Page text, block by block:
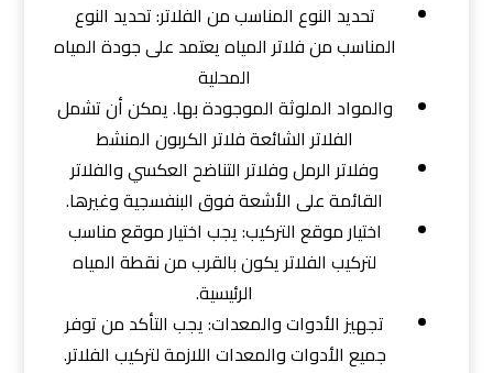
تحديد النوع المناسب من الفلاتر: تحديد النوع
المناسب من فلاتر المياه يعتمد على جودة المياه
المحلية
والمواد الملوثة الموجودة بها. يمكن أن تشمل
الفلاتر الشائعة فلاتر الكربون المنشط
وفلاتر الرمل وفلاتر التناضح العكسي والفلاتر
القائمة على الأشعة فوق البنفسجية وغيرها.
اختيار موقع التركيب: يجب اختيار موقع مناسب
لتركيب الفلاتر يكون بالقرب من نقطة المياه
الرئيسية.
تجهيز الأدوات والمعدات: يجب التأكد من توفر
جميع الأدوات والمعدات اللازمة لتركيب الفلاتر.